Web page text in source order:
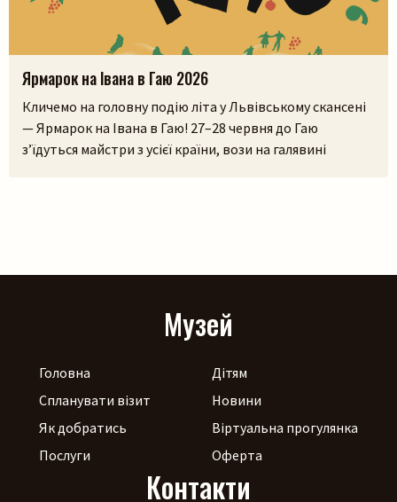
Ярмарок на Івана в Гаю 2026
Кличемо на головну подію літа у Львівському скансені
— Ярмарок на Івана в Гаю! 27–28 червня до Гаю
з’їдуться майстри з усієї країни, вози на галявині
Музей
Головна
Спланувати візит
Як добратись
Послуги
Дітям
Новини
Віртуальна прогулянка
Оферта
Контакти